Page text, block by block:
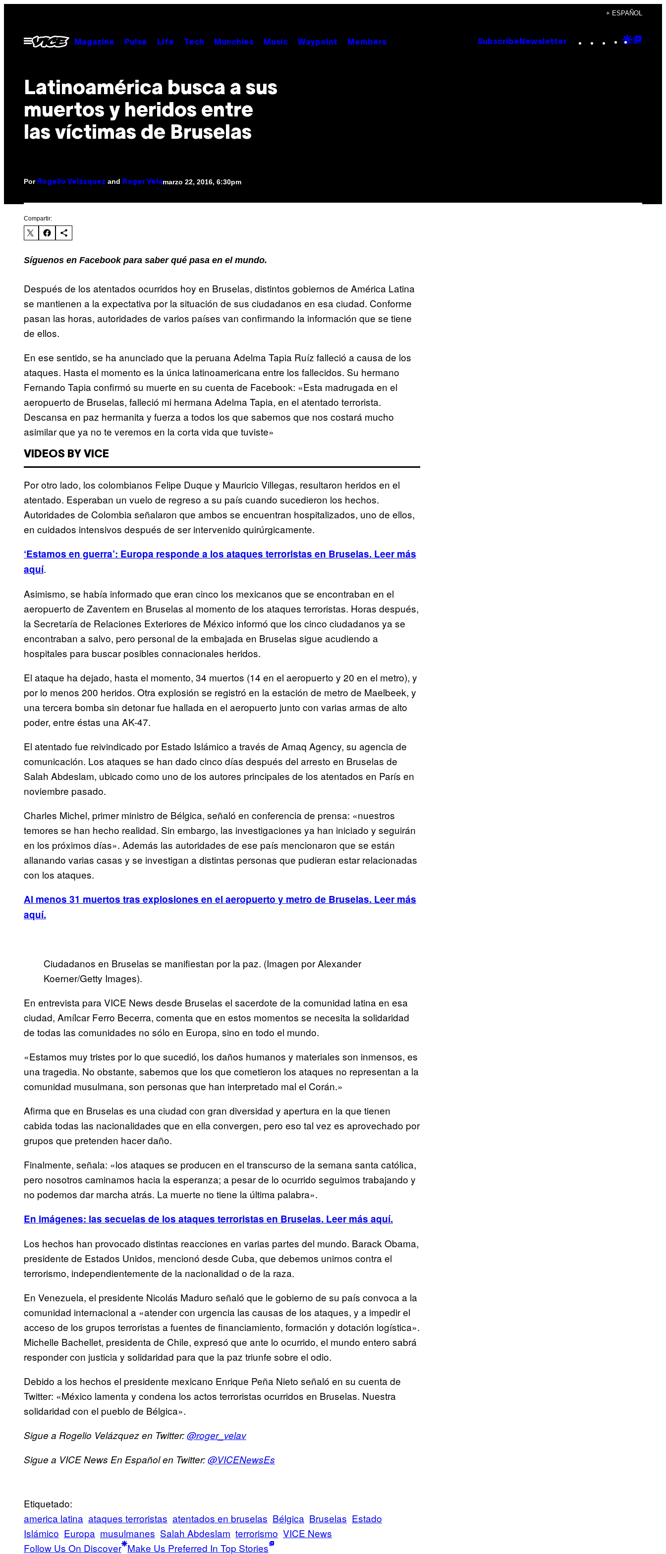
contenido
+ ESPAÑOL
Abrir
Menú
Magazine Pulse Life Tech Munchies Music Waypoint Members Subscribe Newsletter Instagram
TikTok
YouTube
Google
Latinoamérica busca a sus
muertos y heridos entre
las víctimas de Bruselas
Por Rogelio Velázquez and Roger Velamarzo 22, 2016, 6:30pm
Compartir:
Síguenos en Facebook para saber qué pasa en el mundo.
Después de los atentados ocurridos hoy en Bruselas, distintos gobiernos de América Latina
se mantienen a la expectativa por la situación de sus ciudadanos en esa ciudad. Conforme
pasan las horas, autoridades de varios países van confirmando la información que se tiene
de ellos.
En ese sentido, se ha anunciado que la peruana Adelma Tapia Ruíz falleció a causa de los
ataques. Hasta el momento es la única latinoamericana entre los fallecidos. Su hermano
Fernando Tapia confirmó su muerte en su cuenta de Facebook: «Esta madrugada en el
aeropuerto de Bruselas, falleció mi hermana Adelma Tapia, en el atentado terrorista.
Descansa en paz hermanita y fuerza a todos los que sabemos que nos costará mucho
asimilar que ya no te veremos en la corta vida que tuviste»
VIDEOS BY VICE
Por otro lado, los colombianos Felipe Duque y Mauricio Villegas, resultaron heridos en el
atentado. Esperaban un vuelo de regreso a su país cuando sucedieron los hechos.
Autoridades de Colombia señalaron que ambos se encuentran hospitalizados, uno de ellos,
en cuidados intensivos después de ser intervenido quirúrgicamente.
‘Estamos en guerra’: Europa responde a los ataques terroristas en Bruselas. Leer más
aquí.
Asimismo, se había informado que eran cinco los mexicanos que se encontraban en el
aeropuerto de Zaventem en Bruselas al momento de los ataques terroristas. Horas después,
la Secretaría de Relaciones Exteriores de México informó que los cinco ciudadanos ya se
encontraban a salvo, pero personal de la embajada en Bruselas sigue acudiendo a
hospitales para buscar posibles connacionales heridos.
El ataque ha dejado, hasta el momento, 34 muertos (14 en el aeropuerto y 20 en el metro), y
por lo menos 200 heridos. Otra explosión se registró en la estación de metro de Maelbeek, y
una tercera bomba sin detonar fue hallada en el aeropuerto junto con varias armas de alto
poder, entre éstas una AK-47.
El atentado fue reivindicado por Estado Islámico a través de Amaq Agency, su agencia de
comunicación. Los ataques se han dado cinco días después del arresto en Bruselas de
Salah Abdeslam, ubicado como uno de los autores principales de los atentados en París en
noviembre pasado.
Charles Michel, primer ministro de Bélgica, señaló en conferencia de prensa: «nuestros
temores se han hecho realidad. Sin embargo, las investigaciones ya han iniciado y seguirán
en los próximos días». Además las autoridades de ese país mencionaron que se están
allanando varias casas y se investigan a distintas personas que pudieran estar relacionadas
con los ataques.
Al menos 31 muertos tras explosiones en el aeropuerto y metro de Bruselas. Leer más
aquí.
Ciudadanos en Bruselas se manifiestan por la paz. (Imagen por Alexander
Koerner/Getty Images).
En entrevista para VICE News desde Bruselas el sacerdote de la comunidad latina en esa
ciudad, Amílcar Ferro Becerra, comenta que en estos momentos se necesita la solidaridad
de todas las comunidades no sólo en Europa, sino en todo el mundo.
«Estamos muy tristes por lo que sucedió, los daños humanos y materiales son inmensos, es
una tragedia. No obstante, sabemos que los que cometieron los ataques no representan a la
comunidad musulmana, son personas que han interpretado mal el Corán.»
Afirma que en Bruselas es una ciudad con gran diversidad y apertura en la que tienen
cabida todas las nacionalidades que en ella convergen, pero eso tal vez es aprovechado por
grupos que pretenden hacer daño.
Finalmente, señala: «los ataques se producen en el transcurso de la semana santa católica,
pero nosotros caminamos hacia la esperanza; a pesar de lo ocurrido seguimos trabajando y
no podemos dar marcha atrás. La muerte no tiene la última palabra».
En imágenes: las secuelas de los ataques terroristas en Bruselas. Leer más aquí.
Los hechos han provocado distintas reacciones en varias partes del mundo. Barack Obama,
presidente de Estados Unidos, mencionó desde Cuba, que debemos unirnos contra el
terrorismo, independientemente de la nacionalidad o de la raza.
En Venezuela, el presidente Nicolás Maduro señaló que le gobierno de su país convoca a la
comunidad internacional a «atender con urgencia las causas de los ataques, y a impedir el
acceso de los grupos terroristas a fuentes de financiamiento, formación y dotación logística».
Michelle Bachellet, presidenta de Chile, expresó que ante lo ocurrido, el mundo entero sabrá
responder con justicia y solidaridad para que la paz triunfe sobre el odio.
Debido a los hechos el presidente mexicano Enrique Peña Nieto señaló en su cuenta de
Twitter: «México lamenta y condena los actos terroristas ocurridos en Bruselas. Nuestra
solidaridad con el pueblo de Bélgica».
Sigue a Rogelio Velázquez en Twitter:@roger_velav
Sigue a VICE News En Español en Twitter:@VICENewsEs
Etiquetado:
america latina ataques terroristas atentados en bruselas Bélgica Bruselas Estado
Islámico Europa musulmanes Salah Abdeslam terrorismo VICE News
Follow Us On Discover Make Us Preferred In Top Stories